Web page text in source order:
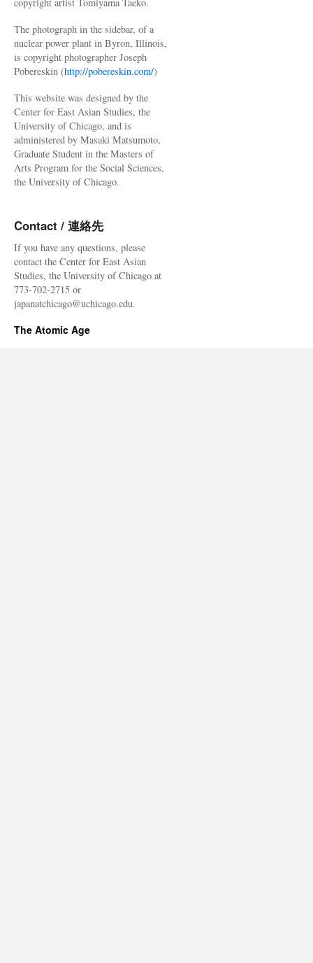
The photograph in the sidebar, of a
nuclear power plant in Byron, Illinois,
is copyright photographer Joseph
Pobereskin (http://pobereskin.com/)
This website was designed by the
Center for East Asian Studies, the
University of Chicago, and is
administered by Masaki Matsumoto,
Graduate Student in the Masters of
Arts Program for the Social Sciences,
the University of Chicago.
Contact / 連絡先
If you have any questions, please
contact the Center for East Asian
Studies, the University of Chicago at
773-702-2715 or
japanatchicago@uchicago.edu.
The Atomic Age